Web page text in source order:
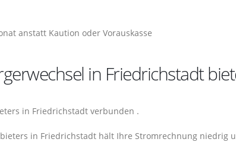
anstatt Kaution oder Vorauskasse
in Friedrichstadt
in Friedrichstadt verbunden .
in Friedrichstadt hält Ihre Stromrechnung niedrig